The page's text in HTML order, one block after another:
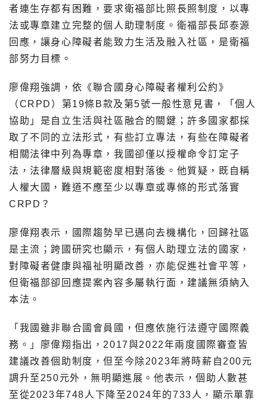
者連生存都有困難，要求衛福部比照長照制度，以專
法或專章建立完整的個人助理制度。衛福部長邱泰源
回應，讓身心障礙者能致力生活及融入社區，是衛福
部努力目標。
廖偉翔強調，依《聯合國身心障礙者權利公約》
（CRPD）第19條B款及第5號一般性意見書，「個人
協助」是自立生活與社區融合的關鍵；許多國家都採
取了不同的立法形式，有些訂立專法，有些在障礙者
相關法律中列為專章，我國卻僅以授權命令訂定子
法，法律層級與規範密度相對落後。他質疑，既自稱
人權大國，難道不應至少以專章或專條的形式落實
CRPD？
廖偉翔表示，國際趨勢早已邁向去機構化，回歸社區
是主流；跨國研究也顯示，有個人助理立法的國家，
對障礙者健康與福祉明顯改善，亦能促進社會平等，
但衛福部卻回應提案內容多屬執行面，建議無須納入
本法。
「我國雖非聯合國會員國，但應依施行法遵守國際義
務。」廖偉翔指出，2017與2022年兩度國際審查皆
建議改善個助制度，但至今除2023年將時薪自200元
調升至250元外，無明顯進展。他表示，個助人數甚
至從2023年748人下降至2024年的733人，顯示單靠